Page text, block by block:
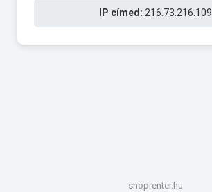
IP címed: 216.73.216.109
shoprenter.hu